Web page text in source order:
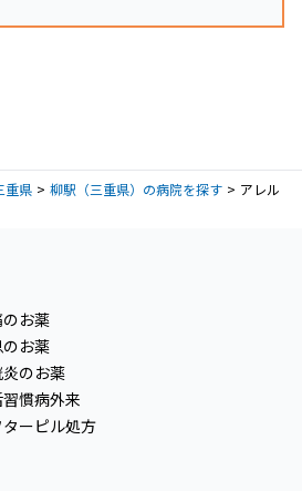
重県 柳駅（三重県）の病院を探す
アレル
お薬
お薬
のお薬
慣病外来
ターピル処方